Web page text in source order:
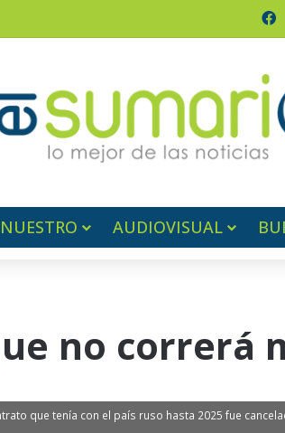
AUDIOVISUAL
no correrá
que tenía con el país ruso hasta 2025 fue